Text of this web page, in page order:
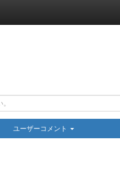
ユーザーコメント